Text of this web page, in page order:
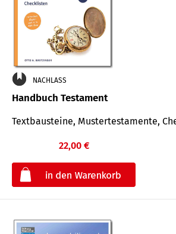
NACHLASS
Handbuch Testament
Textbausteine, Mustertestamente,
22,00 €